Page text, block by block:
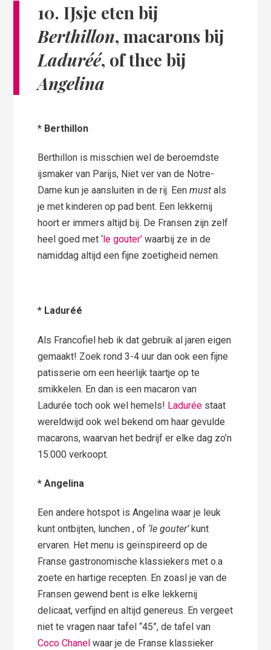
10. IJsje eten bij
Berthillon,macaronsbij
Laduréé, of thee bij
Angelina
* Berthillon
Berthillon is misschien wel de beroemdste
ijsmaker van Parijs, Niet ver van de Notre-
Dame kun je aansluiten in de rij. Eenmust als
je met kinderen op pad bent. Een lekkernij
hoort er immers altijd bij. De Fransen zijn zelf
heel goed met ‘ le gouter’ waarbij ze in de
namiddag altijd een fijne zoetigheid nemen.
* Laduréé
Als Francofiel heb ik dat gebruik al jaren eigen
gemaakt! Zoek rond 3-4 uur dan ook een fijne
patisserie om een heerlijk taartje op te
smikkelen. En dan is een macaron van
Ladurée toch ook wel hemels! Ladurée staat
wereldwijd ook wel bekend om haar gevulde
macarons, waarvan het bedrijf er elke dag zo’n
15.000 verkoopt.
* Angelina
Een andere hotspot is Angelina waar je leuk
kunt ontbijten, lunchen , of ‘le gouter’ kunt
ervaren. Het menu is geïnspireerd op de
Franse gastronomische klassiekers met o.a
zoete en hartige recepten. En zoasl je van de
Fransen gewend bent is elke lekkernij
delicaat, verfijnd en altijd genereus. En vergeet
niet te vragen naar tafel “45”, de tafel van
Coco Chanel waar je de Franse klassieker